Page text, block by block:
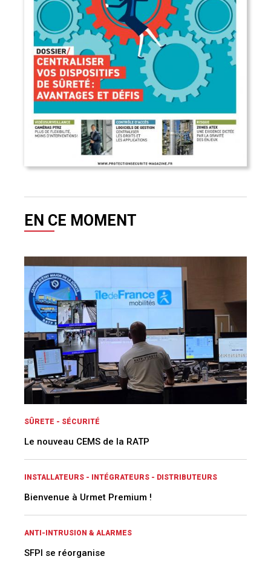
EN CE MOMENT
SÛRETE - SÉCURITÉ
Le nouveau CEMS de la RATP
INSTALLATEURS - INTÉGRATEURS - DISTRIBUTEURS
Bienvenue à Urmet Premium !
ANTI-INTRUSION & ALARMES
SFPI se réorganise